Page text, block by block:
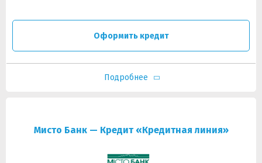
Оформить кредит
Подробнее
Мисто Банк — Кредит «Кредитная линия»